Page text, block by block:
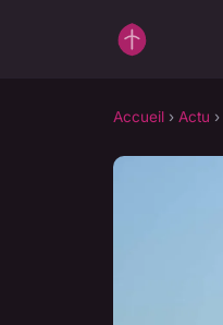
Accueil › Actu ›